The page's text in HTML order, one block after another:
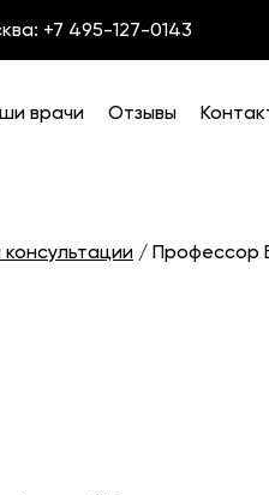
+7 495-127-0143
врачи Отзывы
/ Профессор